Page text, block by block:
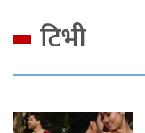
टिभी